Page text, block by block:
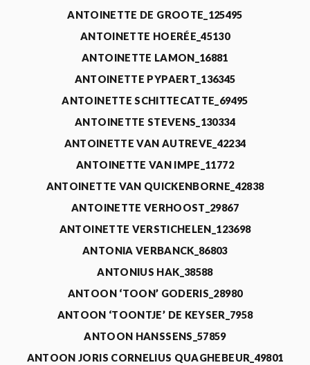
ANTOINETTE DE GROOTE_125495
ANTOINETTE HOERÉE_45130
ANTOINETTE LAMON_16881
ANTOINETTE PYPAERT_136345
ANTOINETTE SCHITTECATTE_69495
ANTOINETTE STEVENS_130334
ANTOINETTE VAN AUTREVE_42234
ANTOINETTE VAN IMPE_11772
ANTOINETTE VAN QUICKENBORNE_42838
ANTOINETTE VERHOOST_29867
ANTOINETTE VERSTICHELEN_123698
ANTONIA VERBANCK_86803
ANTONIUS HAK_38588
ANTOON ‘TOON’ GODERIS_28980
ANTOON ‘TOONTJE’ DE KEYSER_7958
ANTOON HANSSENS_57859
ANTOON JORIS CORNELIUS QUAGHEBEUR_49801